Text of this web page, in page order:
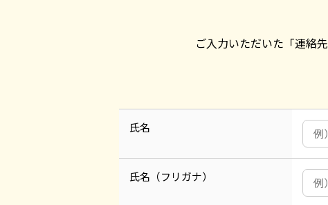
ご入力いただいた「連絡
氏名
氏名（フリガナ）